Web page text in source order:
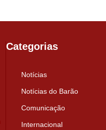
Categorias
Notícias
Notícias do Barão
Comunicação
Internacional